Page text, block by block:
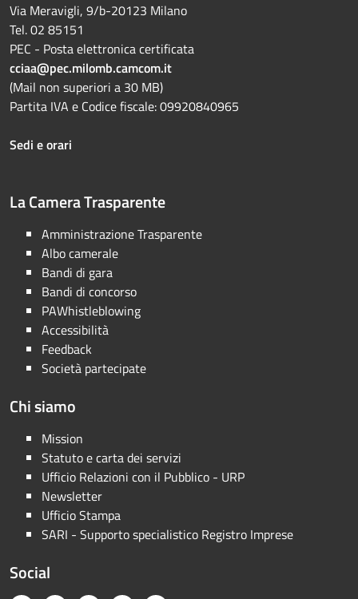
Via Meravigli, 9/b-20123 Milano
Tel. 02 85151
PEC - Posta elettronica certificata
cciaa@pec.milomb.camcom.it
(Mail non superiori a 30 MB)
Partita IVA e Codice fiscale: 09920840965
Sedi e orari
La Camera Trasparente
Amministrazione Trasparente
Albo camerale
Bandi di gara
Bandi di concorso
PAWhistleblowing
Accessibilità
Feedback
Società partecipate
Chi siamo
Mission
Statuto e carta dei servizi
Ufficio Relazioni con il Pubblico - URP
Newsletter
Ufficio Stampa
SARI - Supporto specialistico Registro Imprese
Social